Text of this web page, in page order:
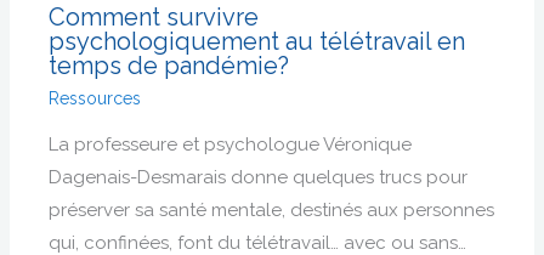
Comment survivre
psychologiquement au télétravail en
temps de pandémie?
Ressources
La professeure et psychologue Véronique
Dagenais-Desmarais donne quelques trucs pour
préserver sa santé mentale, destinés aux personnes
qui, confinées, font du télétravail… avec ou sans…